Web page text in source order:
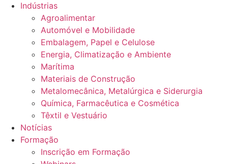
Indústrias
Agroalimentar
Automóvel e Mobilidade
Embalagem, Papel e Celulose
Energia, Climatização e Ambiente
Marítima
Materiais de Construção
Metalomecânica, Metalúrgica e Siderurgia
Química, Farmacêutica e Cosmética
Têxtil e Vestuário
Notícias
Formação
Inscrição em Formação